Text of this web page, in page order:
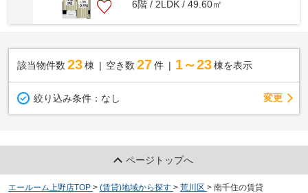
6階 / 2LDK / 49.60㎡
該当物件数 23棟 空き数 27 件 1～23 棟を表示
絞り込み条件： なし 変更
ページトップへ
エールーム上野店TOP > (賃貸)地域から探す > 荒川区 > 南千住の賃貸